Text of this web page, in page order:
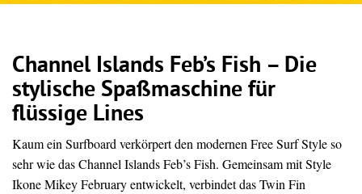
Channel Islands Feb’s Fish – Die
stylische Spaßmaschine für
flüssige Lines
Kaum ein Surfboard verkörpert den modernen Free Surf Style so
sehr wie das Channel Islands Feb’s Fish. Gemeinsam mit Style
Ikone Mikey February entwickelt, verbindet das Twin Fin